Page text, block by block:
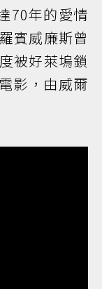
70年的愛情
賓威廉斯曾
被好萊塢鎖
影，由威爾